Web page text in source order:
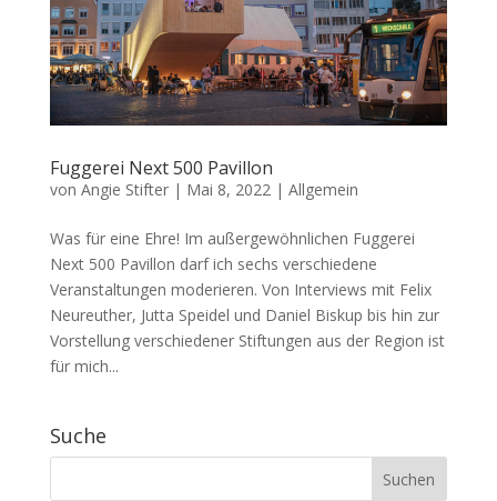
Fuggerei Next 500 Pavillon
von Angie Stifter| Mai 8, 2022| Allgemein
Was für eine Ehre! Im außergewöhnlichen Fuggerei
Next 500 Pavillon darf ich sechs verschiedene
Veranstaltungen moderieren. Von Interviews mit Felix
Neureuther, Jutta Speidel und Daniel Biskup bis hin zur
Vorstellung verschiedener Stiftungen aus der Region ist
für mich...
Suche